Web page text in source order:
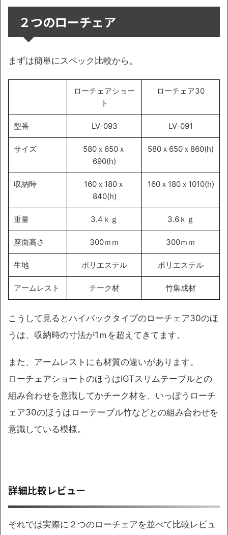
２つのローチェア
まずは簡単にスペック比較から。
ローチェアショー
ト
ローチェア30
型番 LV-093 LV-091
サイズ
580ｘ650ｘ
690(h)
580ｘ650ｘ860(h)
収納時
160ｘ180ｘ
840(h)
160ｘ180ｘ1010(h)
重量 3.4ｋｇ 3.6ｋｇ
座面高さ 300ｍｍ 300ｍｍ
生地 ポリエステル ポリエステル
アームレスト チーク材 竹集成材
こうして見るとハイバックタイプのローチェア30のほ
うは、収納時の寸法が1ｍを超えてきてます。
また、アームレストにも材質の違いがあります。
ローチェアショートのほうはIGTスリムテーブルとの
組み合わせを意識してかチーク材を、いっぽうローチ
ェア30のほうはローテーブル竹などとの組み合わせを
意識している模様。
詳細比較レビュー
それでは実際に２つのローチェアを並べて比較レビュ